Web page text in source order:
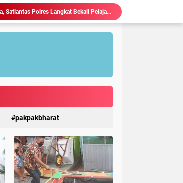
Ciptakan Generasi Muda Tertib Berkendara, Satlantas Polres Langkat Bekali Pelajar SMP.
Polres Langkat Amankan Ibadah Minggu di Empat Gereja, Wujud Komitmen Jaga Kerukunan Umat Beragama.
Ketua P3A Tirta Setia Menghindar Saat Hendak Dikonfirmasi, Proyek Pembangunan Irigasi Diduga Mark Up
pakpakbharat